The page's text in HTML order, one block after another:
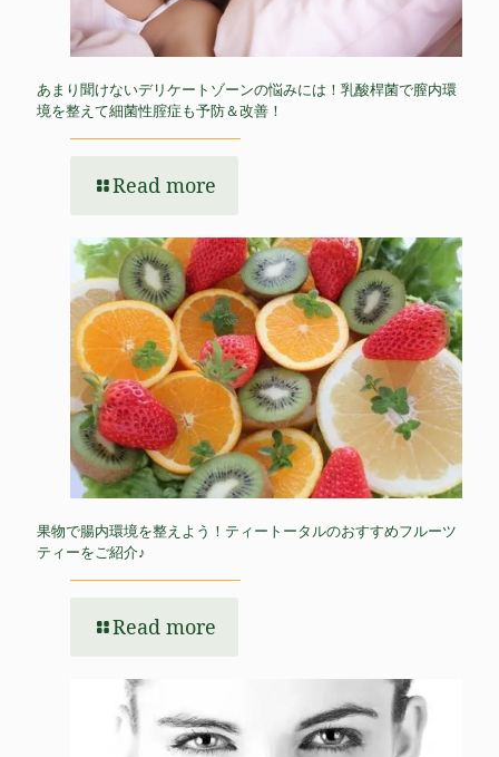
あまり聞けないデリケートゾーンの悩みには！乳酸桿菌で膣内環
境を整えて細菌性腟症も予防＆改善！
Read more
果物で腸内環境を整えよう！ティートータルのおすすめフルーツ
ティーをご紹介♪
Read more